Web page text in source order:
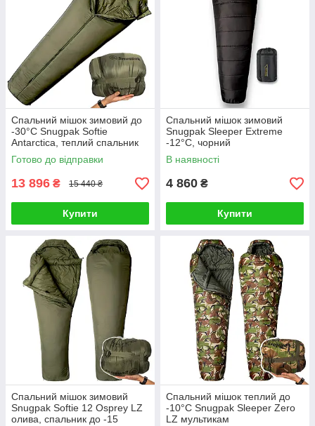
Cпальний мішок зимовий до
-30°C Snugpak Softie
Antarctica, теплий спальник
кокон, олива
Готово до відправки
13 896 ₴ 15 440 ₴
Купити
Спальний мішок зимовий
Snugpak Sleeper Extreme
-12°C, чорний
В наявності
4 860 ₴
Купити
Спальний мішок зимовий
Snugpak Softie 12 Osprey LZ
олива, спальник до -15
Спальний мішок теплий до
-10°C Snugpak Sleeper Zero
LZ мультикам